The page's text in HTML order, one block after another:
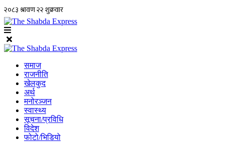
समाज
राजनीति
खेलकुद
अर्थ
मनोरञ्जन
स्वास्थ्य
सूचना/प्रविधि
विदेश
फोटो/भिडियो